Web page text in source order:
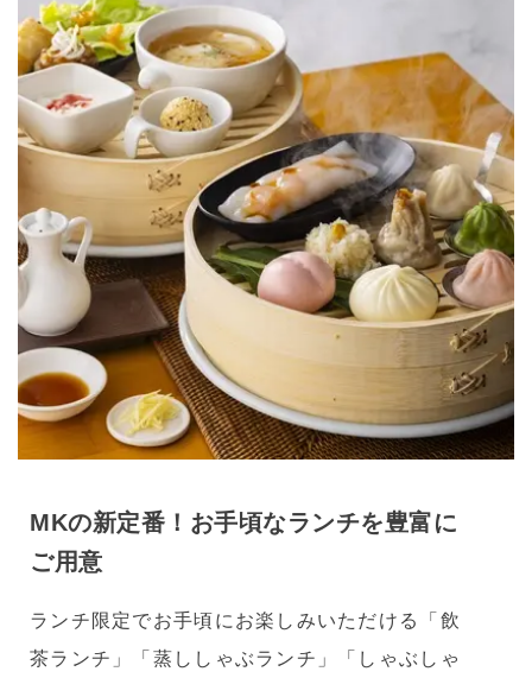
MKの新定番！お手頃なランチを豊富に
ご用意
ランチ限定でお手頃にお楽しみいただける「飲
茶ランチ」「蒸ししゃぶランチ」「しゃぶしゃ